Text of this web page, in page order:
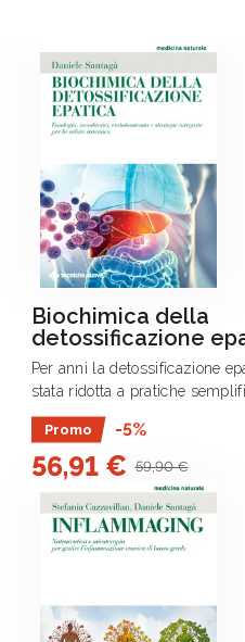
Biochimica della
detossificazione
Per anni la detossificazione
stata ridotta a pratiche
protocolli temporanei e
di reale fondamento fisiologico.
Promo -5%
56,91 € 59,90 €